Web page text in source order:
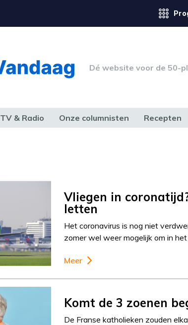
Dé website voor de 50-
TV & Radio Onze columnisten Recepten
Vliegen in
letten
Het coronavirus is nog niet
zomer wel weer mogelijk om in
Meer
Komt de 3 zoenen
De Franse katholieken zouden